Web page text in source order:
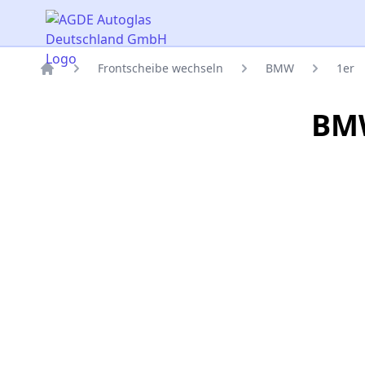
AGDE Autoglas Deutschland GmbH
Frontscheibe wechseln BMW 1er